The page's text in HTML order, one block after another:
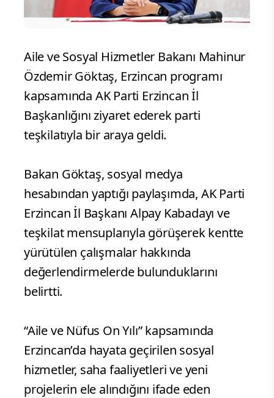
Aile ve Sosyal Hizmetler Bakanı Mahinur
Özdemir Göktaş, Erzincan programı
kapsamında AK Parti Erzincan İl
Başkanlığını ziyaret ederek parti
teşkilatıyla bir araya geldi.
Bakan Göktaş, sosyal medya
hesabından yaptığı paylaşımda, AK Parti
Erzincan İl Başkanı Alpay Kabadayı ve
teşkilat mensuplarıyla görüşerek kentte
yürütülen çalışmalar hakkında
değerlendirmelerde bulunduklarını
belirtti.
“Aile ve Nüfus On Yılı” kapsamında
Erzincan’da hayata geçirilen sosyal
hizmetler, saha faaliyetleri ve yeni
projelerin ele alındığını ifade eden